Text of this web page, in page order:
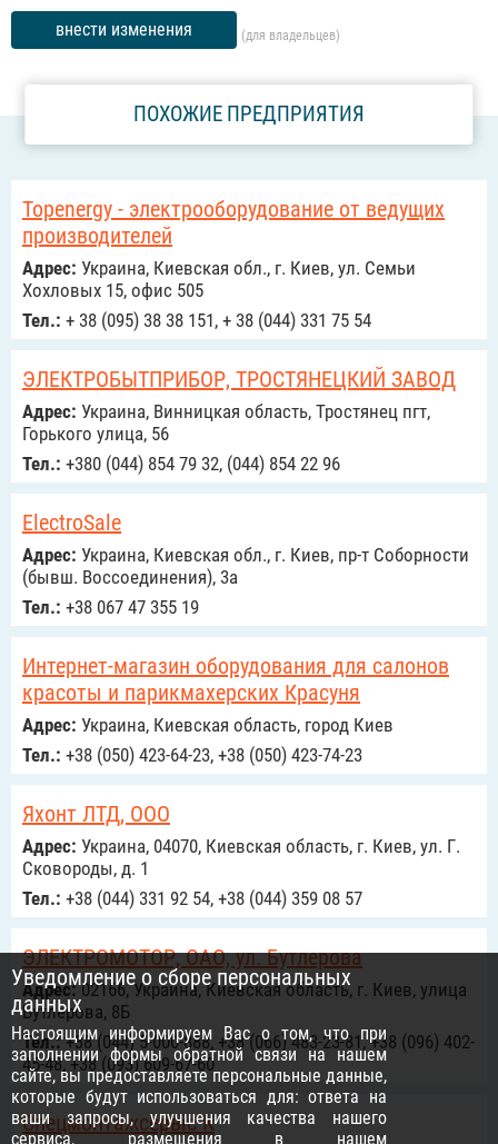
внести изменения (для владельцев)
ПОХОЖИЕ ПРЕДПРИЯТИЯ
Topenergy - электрооборудование от ведущих
производителей
Адрес: Украина, Киевская обл., г. Киев, ул. Семьи
Хохловых 15, офис 505
Тел.: + 38 (095) 38 38 151, + 38 (044) 331 75 54
ЭЛЕКТРОБЫТПРИБОР, ТРОСТЯНЕЦКИЙ ЗАВОД
Адрес: Украина, Винницкая область, Тростянец пгт,
Горького улица, 56
Тел.: +380 (044) 854 79 32, (044) 854 22 96
ElectroSale
Адрес: Украина, Киевская обл., г. Киев, пр-т Соборности
(бывш. Воссоединения), 3а
Тел.: +38 067 47 355 19
Интернет-магазин оборудования для салонов
красоты и парикмахерских Красуня
Адрес: Украина, Киевская область, город Киев
Тел.: +38 (050) 423-64-23, +38 (050) 423-74-23
Яхонт ЛТД, ООО
Адрес: Украина, 04070, Киевская область, г. Киев, ул. Г.
Сковороды, д. 1
Тел.: +38 (044) 331 92 54, +38 (044) 359 08 57
ЭЛЕКТРОМОТОР, ОАО, ул. Бутлерова
Адрес:02166, Украина, Киевская область, г. Киев, улица
Бутлерова, 8Б
Тел.:+38 (044) 5-000-888, +38 (066) 483-23-81, +38 (096) 402-
45-48, +38 (093) 609-67-60
Спецмонтажсервіс К
Уведомление о сборе персональных
данных
Настоящим информируем Вас о том, что при
заполнении формы обратной связи на нашем
сайте, вы предоставляете персональные данные,
которые будут использоваться для: ответа на
ваши запросы, улучшения качества нашего
сервиса, размещения в нашем